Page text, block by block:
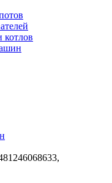
котлов